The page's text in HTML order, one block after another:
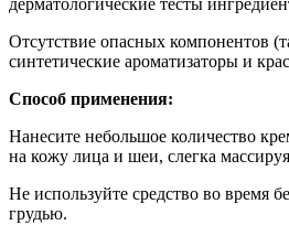
дерматологические тесты
Отсутствие опасных компонентов
синтетические ароматизаторы и
Способ применения:
Нанесите небольшое количество
на кожу лица и шеи, слегка
Не используйте средство во время
грудью.